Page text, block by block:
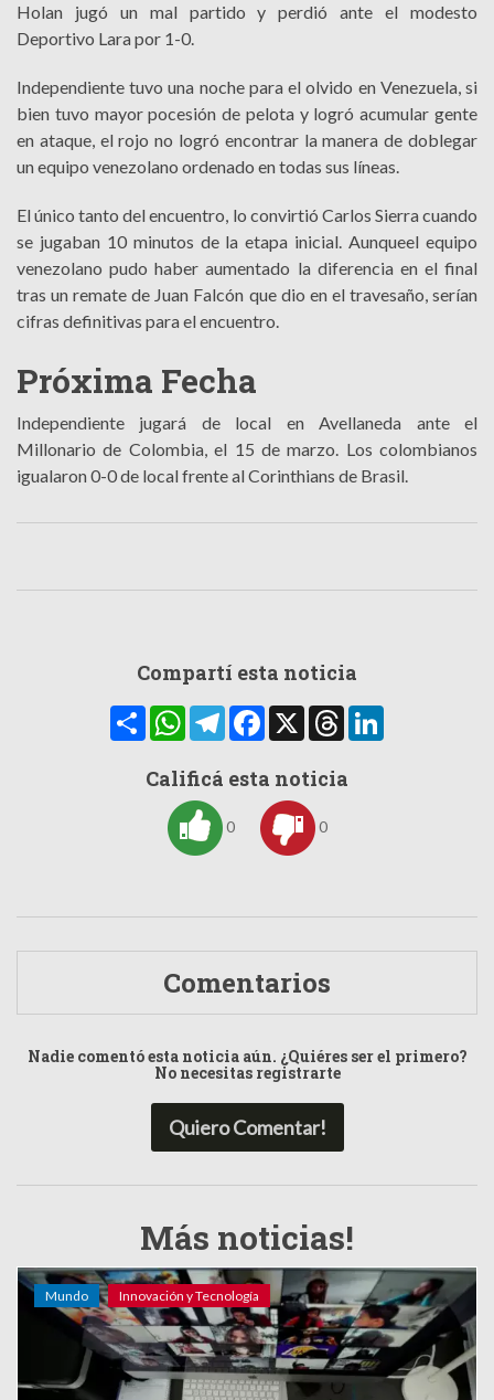
Holan jugó un mal partido y perdió ante el modesto
Deportivo Lara por 1-0.
Independiente tuvo una noche para el olvido en Venezuela, si
bien tuvo mayor pocesión de pelota y logró acumular gente
en ataque, el rojo no logró encontrar la manera de doblegar
un equipo venezolano ordenado en todas sus líneas.
El único tanto del encuentro, lo convirtió Carlos Sierra cuando
se jugaban 10 minutos de la etapa inicial. Aunqueel equipo
venezolano pudo haber aumentado la diferencia en el final
tras un remate de Juan Falcón que dio en el travesaño, serían
cifras definitivas para el encuentro.
Próxima Fecha
Independiente jugará de local en Avellaneda ante el
Millonario de Colombia, el 15 de marzo. Los colombianos
igualaron 0-0 de local frente al Corinthians de Brasil.
Compartí esta noticia
CompartirWhatsAppTelegramFacebook
X Threads
Calificá esta noticia
0 0
Comentarios
Nadie comentó esta noticia aún. ¿Quiéres ser el primero?
No necesitas registrarte
Quiero Comentar!
Más noticias!
Mundo Innovación y Tecnología